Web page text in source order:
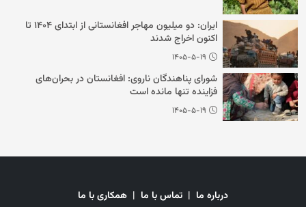
ایران: دو میلیون مهاجر افغانستانی از ابتدای ۱۴۰۴ تا
اکنون اخراج شدند
۱۴۰۵-۵-۱۹
شورای پناهندگان ناروی: افغانستان در بحران‌های
فزاینده تنها مانده است
۱۴۰۵-۵-۱۹
درباره ما | تماس با ما | همکاری با ما